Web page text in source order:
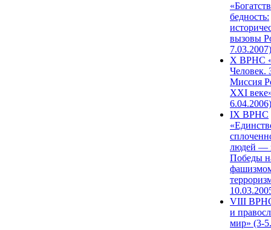
бедность:
вызовы
7.03.2007)
X ВРНС
Человек.
Миссия
XXI
6.04.2006)
IX ВРНС
людей —
Победы
VIII
и
мир» (3-